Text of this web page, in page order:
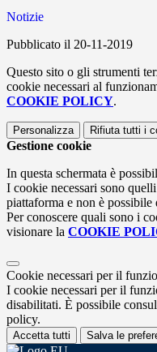
Notizie
Pubblicato il 20-11-2019
Questo sito o gli strumenti
cookie necessari al
COOKIE POLICY.
Personalizza Rifiuta tutti i
Gestione cookie
In questa schermata è
I cookie necessari sono
piattaforma e non è
Per conoscere quali sono i
visionare la COOKIE
Cookie necessari per il
I cookie necessari per il
disabilitati. È possibile
policy.
Accetta tutti Salva le